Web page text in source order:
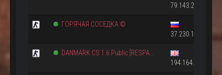
ГОРЯЧАЯ СОСЕДКА ©
DANMARK CS 1.6 Public [RESPA...